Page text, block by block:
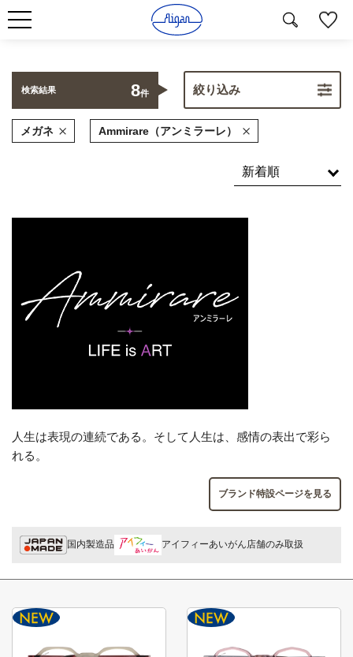
検索結果 8件 絞り込み
メガネ Ammirare（アンミラーレ）
人生は表現の連続である。そして人生は、感情の表出で彩ら
れる。
ブランド特設ページを見る
国内製造品 アイフィーあいがん店舗のみ取扱